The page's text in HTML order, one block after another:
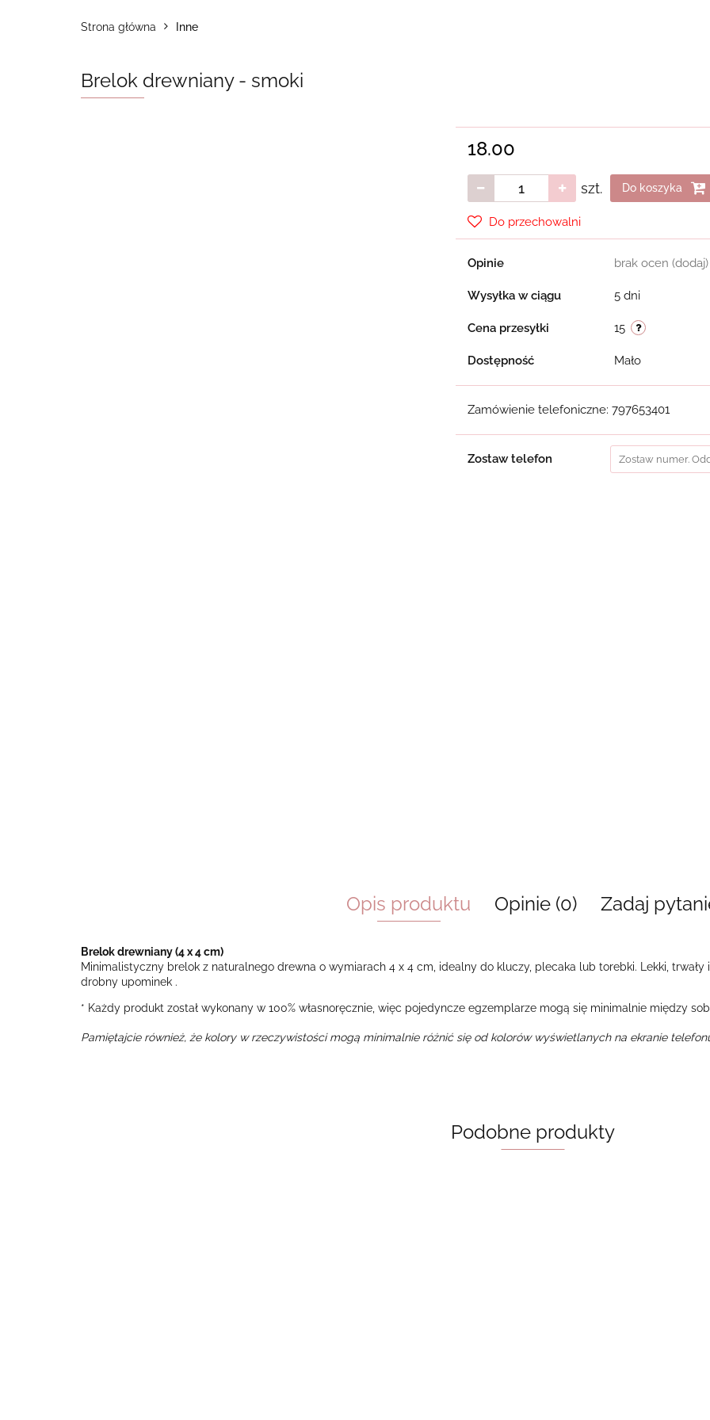
Strona główna Inne
Brelok drewniany - smoki
18.00
szt. Do koszyka
Do przechowalni
Opinie brak ocen (dodaj)
Wysyłka w ciągu 5 dni
Cena przesyłki 15
Dostępność Mało
Zamówienie telefoniczne: 797653401
Zostaw telefon
Opis produktu Opinie (0) Zadaj
Brelok drewniany (4 x 4 cm)
Minimalistyczny brelok z naturalnego drewna o wymiarach 4 x 4 cm, idealny do kluczy, plecaka lub torebki. Lekki,
drobny upominek .
* Każdy produkt został wykonany w 100% własnoręcznie, więc pojedyncze egzemplarze mogą się minimalnie między
Pamiętajcie również, że kolory w rzeczywistości mogą minimalnie różnić się od kolorów wyświetlanych na ekranie
Podobne produkty